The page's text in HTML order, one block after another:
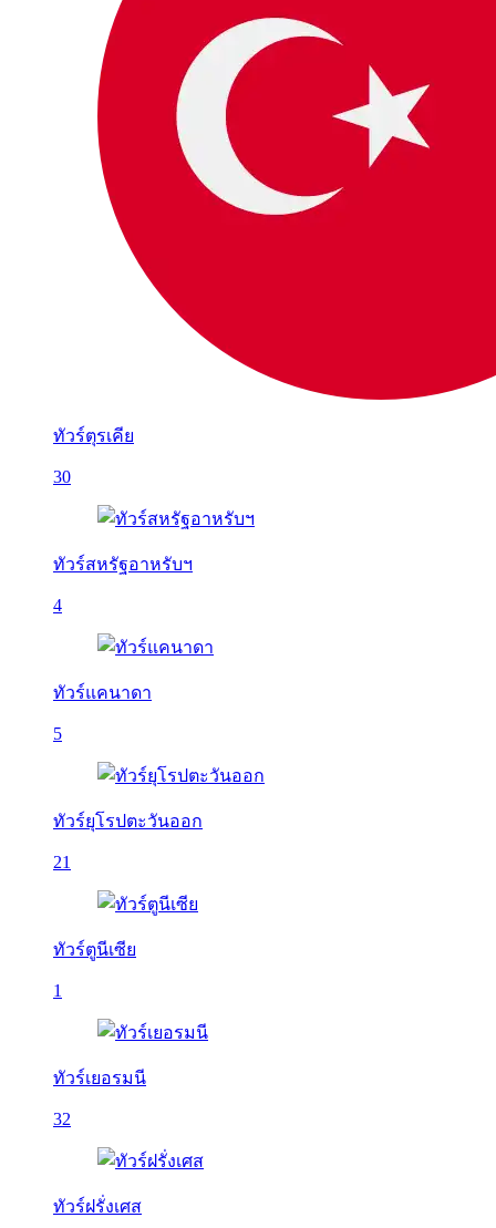
ทัวร์ตุรเคีย
30
ทัวร์สหรัฐอาหรับฯ
4
ทัวร์แคนาดา
5
ทัวร์ยุโรปตะวันออก
21
ทัวร์ตูนีเซีย
1
ทัวร์เยอรมนี
32
ทัวร์ฝรั่งเศส